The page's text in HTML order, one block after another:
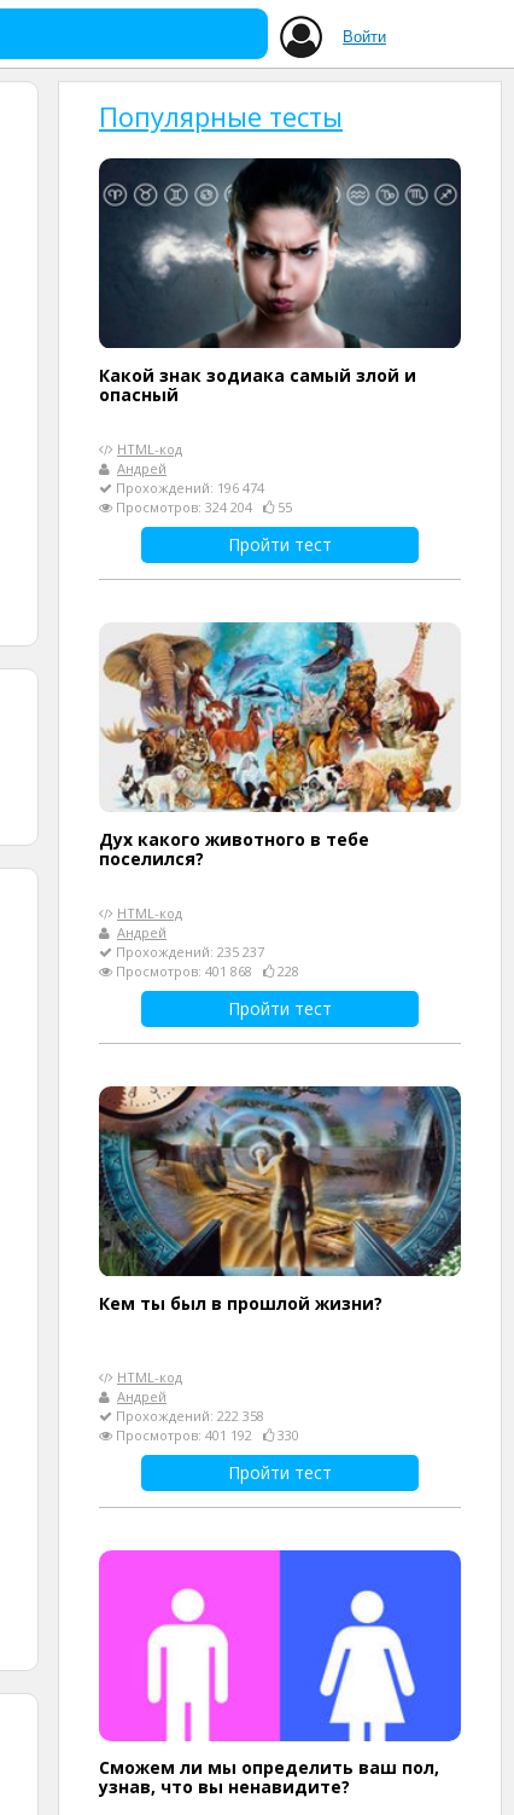
Войти
Популярные тесты
Какой знак зодиака самый злой и
опасный
HTML-код
Андрей
Прохождений: 196 474
Просмотров: 324 204
55
Пройти тест
Дух какого животного в тебе
поселился?
HTML-код
Андрей
Прохождений: 235 237
Просмотров: 401 868
228
Пройти тест
Кем ты был в прошлой жизни?
HTML-код
Андрей
Прохождений: 222 358
Просмотров: 401 192
330
Пройти тест
Сможем ли мы определить ваш пол,
узнав, что вы ненавидите?